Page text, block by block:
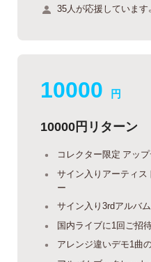
35人が応援しています。
10000 円
10000円リターン
コレクター限定 アップ
サイン入りアーティス
ー
サイン入り3rdアルバム
国内ライブに1回ご招
アレンジ違いデモ1曲